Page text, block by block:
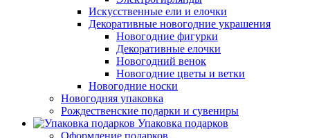
Искусственные ели и елочки
Декоративные новогодние украшения
Новогодние фигурки
Декоративные елочки
Новогодний венок
Новогодние цветы и ветки
Новогодние носки
Новогодняя упаковка
Рождественские подарки и сувениры
Упаковка подарков
Оформление подарков